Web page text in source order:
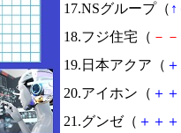
17.NSグループ（ ↑
18.フジ住宅（ － －
19.日本アクア（ ＋
20.アイホン（ ＋ ＋
21.グンゼ（ ＋ ＋ ＋